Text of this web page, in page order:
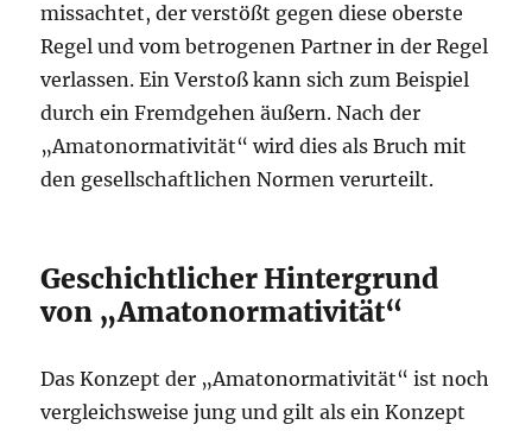
missachtet, der verstößt gegen diese oberste
Regel und vom betrogenen Partner in der Regel
verlassen. Ein Verstoß kann sich zum Beispiel
durch ein Fremdgehen äußern. Nach der
„Amatonormativität“ wird dies als Bruch mit
den gesellschaftlichen Normen verurteilt.
Geschichtlicher Hintergrund
von „Amatonormativität“
Das Konzept der „Amatonormativität“ ist noch
vergleichsweise jung und gilt als ein Konzept